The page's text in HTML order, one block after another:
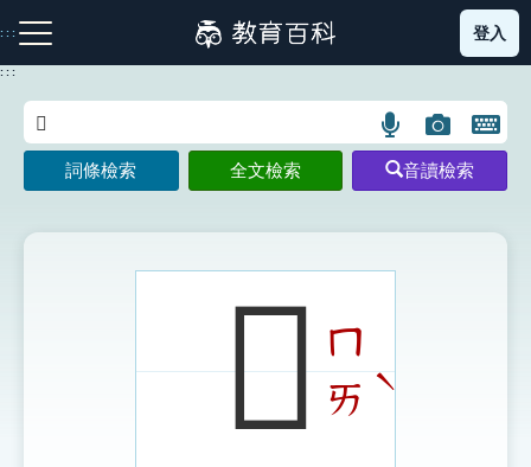
到
主
:::
注音索引圖示 筆畫索引圖示 部首索引表圖示
登入
:::
語
言
搜
示
圖
片
搜
開
鍵
圖
詞條檢索 全文檢索 音讀檢索
𦏢ㄇ
ㄞˋ